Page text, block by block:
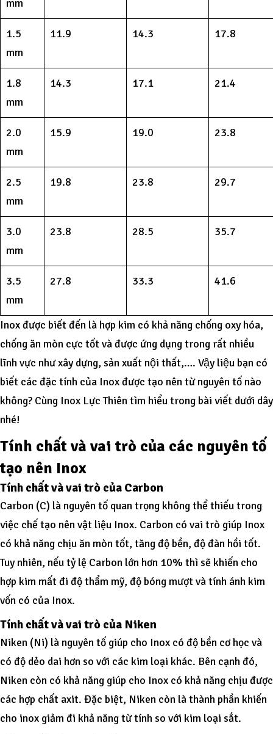
mm
1.5
mm
11.9 14.3 17.8
1.8
mm
14.3 17.1 21.4
2.0
mm
15.9 19.0 23.8
2.5
mm
19.8 23.8 29.7
3.0
mm
23.8 28.5 35.7
3.5
mm
27.8 33.3 41.6
Inox được biết đến là hợp kim có khả năng chống oxy hóa,
chống ăn mòn cực tốt và được ứng dụng trong rất nhiều
lĩnh vực như xây dựng, sản xuất nội thất,…. Vậy liệu bạn có
biết các đặc tính của Inox được tạo nên từ nguyên tố nào
không? Cùng Inox Lực Thiên tìm hiểu trong bài viết dưới dây
nhé!
Tính chất và vai trò của các nguyên tố
tạo nên Inox
Tính chất và vai trò của Carbon
Carbon (C) là nguyên tố quan trọng không thể thiếu trong
việc chế tạo nên vật liệu Inox. Carbon có vai trò giúp Inox
có khả năng chịu ăn mòn tốt, tăng độ bền, độ đàn hồi tốt.
Tuy nhiên, nếu tỷ lệ Carbon lớn hơn 10% thì sẽ khiến cho
hợp kim mất đi độ thẩm mỹ, độ bóng mượt và tính ánh kim
vốn có của Inox.
Tính chấtvà vai trò của Niken
Niken (Ni) là nguyên tố giúp cho Inox có độ bền cơ học và
có độ dẻo dai hơn so với các kim loại khác. Bên cạnh đó,
Niken còn có khả năng giúp cho Inox có khả năng chịu được
các hợp chất axit. Đặc biệt, Niken còn là thành phần khiến
cho inox giảm đi khả năng từ tính so với kim loại sắt.